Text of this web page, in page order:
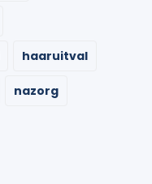
haaruitval
nazorg